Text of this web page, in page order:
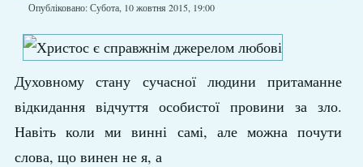
Опубліковано: Субота, 10 жовтня 2015, 19:00
Духовному стану сучасної людини притаманне
відкидання відчуття особистої провини за зло.
Навіть коли ми винні самі, але можна почути
слова, що винен не я, а